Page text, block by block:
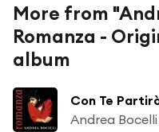
More from
Romanza -
album
Con Te
Andrea Bocelli